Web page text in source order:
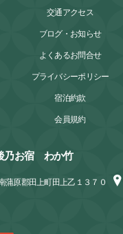
交通アクセス
ブログ・お知らせ
よくあるお問合せ
プライバシーポリシー
宿泊約款
会員規約
乃お宿 わか竹
蒲原郡田上町田上乙１３７０